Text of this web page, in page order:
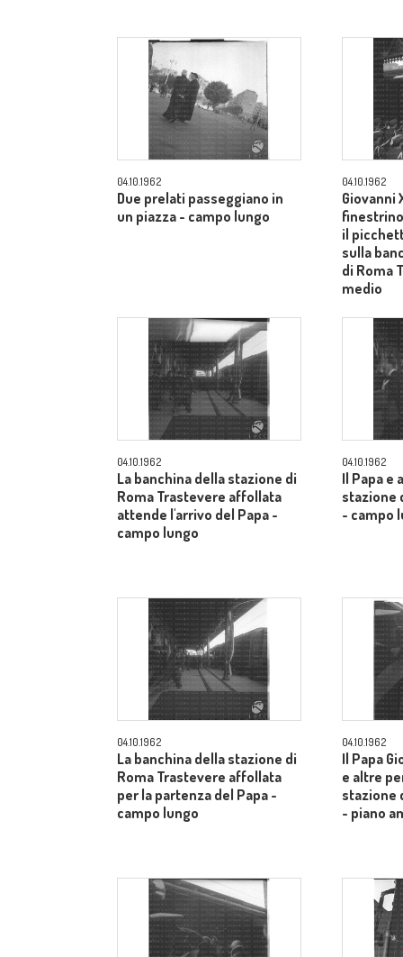
04.10.1962
Due prelati passeggiano in
un piazza - campo lungo
04.10.1962
Giovanni
il
sulla
di Roma
medio
04.10.1962
La banchina della stazione di
Roma Trastevere affollata
attende l'arrivo del Papa -
campo lungo
04.10.1962
Il Papa e
stazione
- campo
04.10.1962
La banchina della stazione di
Roma Trastevere affollata
per la partenza del Papa -
campo lungo
04.10.1962
Il Papa
e altre
stazione
- piano